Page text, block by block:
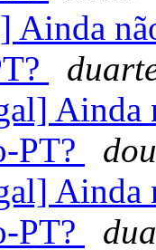
Ainda
Ainda
PT?
Ainda
PT?